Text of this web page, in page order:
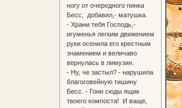
ногу от очередного пинка
Бесс, добавил,- матушка.
- Храни тебя Господь,-
игуменья легким движением
руки осенила его крестным
знамением и величаво
вернулась в лимузин.
- Ну, че застыл? - нарушила
благоговейную тишину
Бесс. - Гони сюды ящик
твоего компоста! И ваще,